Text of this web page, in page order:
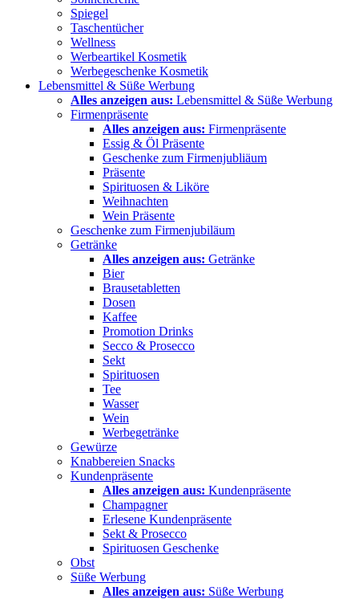
Spiegel
Taschentücher
Wellness
Werbeartikel Kosmetik
Werbegeschenke Kosmetik
Lebensmittel & Süße Werbung
Alles anzeigen aus: Lebensmittel & Süße Werbung
Firmenpräsente
Alles anzeigen aus: Firmenpräsente
Essig & Öl Präsente
Geschenke zum Firmenjubliäum
Präsente
Spirituosen & Liköre
Weihnachten
Wein Präsente
Geschenke zum Firmenjubiläum
Getränke
Alles anzeigen aus: Getränke
Bier
Brausetabletten
Dosen
Kaffee
Promotion Drinks
Secco & Prosecco
Sekt
Spirituosen
Tee
Wasser
Wein
Werbegetränke
Gewürze
Knabbereien Snacks
Kundenpräsente
Alles anzeigen aus: Kundenpräsente
Champagner
Erlesene Kundenpräsente
Sekt & Prosecco
Spirituosen Geschenke
Obst
Süße Werbung
Alles anzeigen aus: Süße Werbung